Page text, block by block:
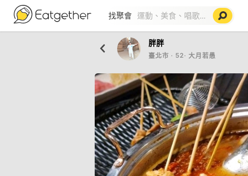
找聚會
胖胖
臺北市 ‧ 52‧ 大月若愚